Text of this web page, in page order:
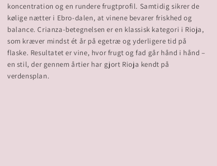
koncentration og en rundere frugtprofil. Samtidig sikrer de
kølige nætter i Ebro-dalen, at vinene bevarer friskhed og
balance. Crianza-betegnelsen er en klassisk kategori i Rioja,
som kræver mindst ét år på egetræ og yderligere tid på
flaske. Resultatet er vine, hvor frugt og fad går hånd i hånd –
en stil, der gennem årtier har gjort Rioja kendt på